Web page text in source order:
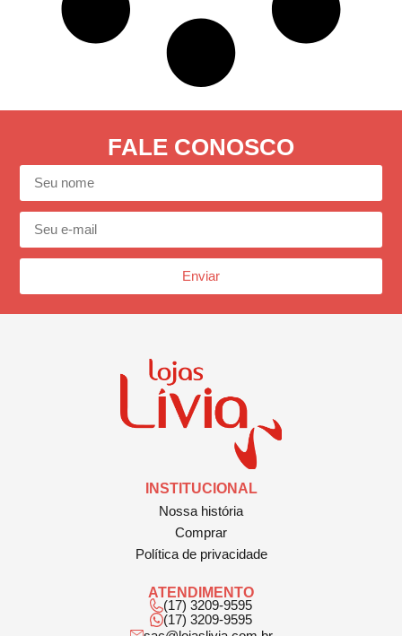
FALE CONOSCO
Enviar
INSTITUCIONAL
Nossa história
Comprar
Política de privacidade
ATENDIMENTO
(17) 3209-9595
(17) 3209-9595